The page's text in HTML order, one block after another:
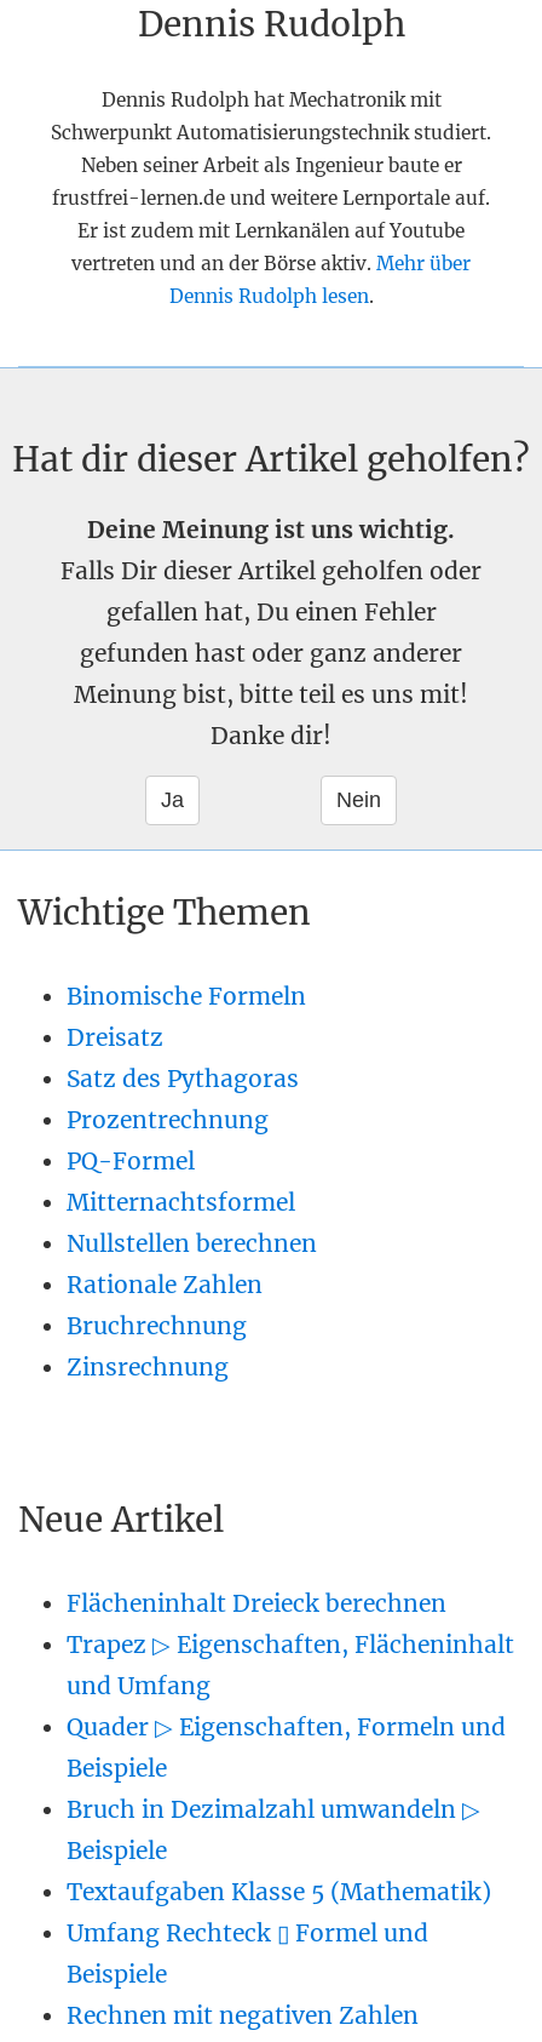
Dennis Rudolph
Dennis Rudolph hat Mechatronik mit
Schwerpunkt Automatisierungstechnik studiert.
Neben seiner Arbeit als Ingenieur baute er
frustfrei-lernen.de und weitere Lernportale auf.
Er ist zudem mit Lernkanälen auf Youtube
vertreten und an der Börse aktiv. Mehr über
Dennis Rudolph lesen.
Hat dir dieser Artikel geholfen?
Deine Meinung ist uns wichtig.
Falls Dir dieser Artikel geholfen oder
gefallen hat, Du einen Fehler
gefunden hast oder ganz anderer
Meinung bist, bitte teil es uns mit!
Danke dir!
Wichtige Themen
Binomische Formeln
Dreisatz
Satz des Pythagoras
Prozentrechnung
PQ-Formel
Mitternachtsformel
Nullstellen berechnen
Rationale Zahlen
Bruchrechnung
Zinsrechnung
Neue Artikel
Flächeninhalt Dreieck berechnen
Trapez ▷ Eigenschaften, Flächeninhalt
und Umfang
Quader ▷ Eigenschaften, Formeln und
Beispiele
Bruch in Dezimalzahl umwandeln ▷
Beispiele
Textaufgaben Klasse 5 (Mathematik)
Umfang Rechteck ▯ Formel und
Beispiele
Rechnen mit negativen Zahlen